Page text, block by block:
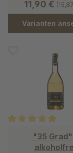
11,90 €
Varianten
Durchschnittliche
"35